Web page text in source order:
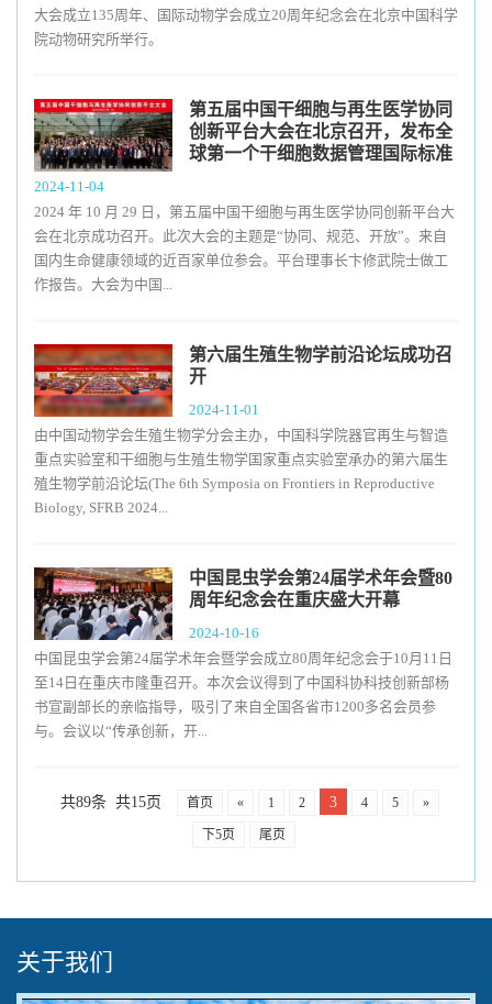
大会成立135周年、国际动物学会成立20周年纪念会在北京中国科学
院动物研究所举行。
第五届中国干细胞与再生医学协同
创新平台大会在北京召开，发布全
球第一个干细胞数据管理国际标准
2024-11-04
2024 年 10 月 29 日，第五届中国干细胞与再生医学协同创新平台大
会在北京成功召开。此次大会的主题是“协同、规范、开放”。来自
国内生命健康领域的近百家单位参会。平台理事长卞修武院士做工
作报告。大会为中国...
第六届生殖生物学前沿论坛成功召
开
2024-11-01
由中国动物学会生殖生物学分会主办，中国科学院器官再生与智造
重点实验室和干细胞与生殖生物学国家重点实验室承办的第六届生
殖生物学前沿论坛(The 6th Symposia on Frontiers in Reproductive
Biology, SFRB 2024...
中国昆虫学会第24届学术年会暨80
周年纪念会在重庆盛大开幕
2024-10-16
中国昆虫学会第24届学术年会暨学会成立80周年纪念会于10月11日
至14日在重庆市隆重召开。本次会议得到了中国科协科技创新部杨
书宣副部长的亲临指导，吸引了来自全国各省市1200多名会员参
与。会议以“传承创新，开...
共89条 共15页 首页 « 1 2 3 4 5 »
下5页 尾页
关于我们